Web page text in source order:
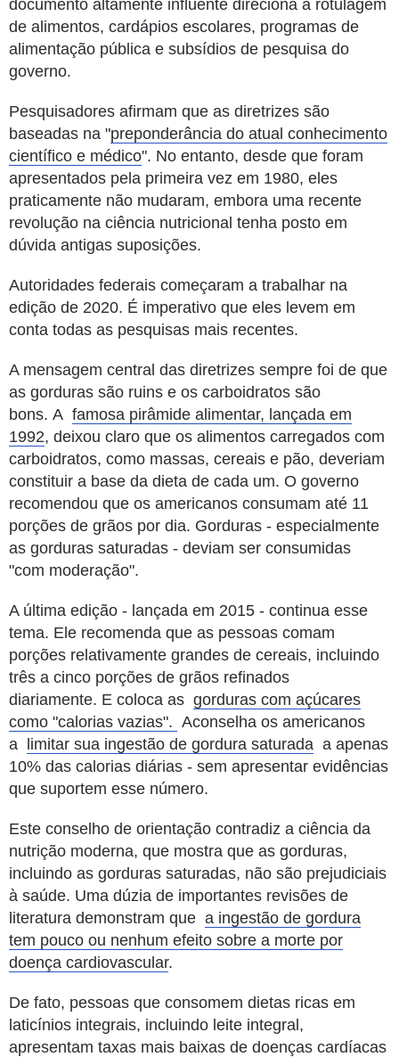
documento altamente influente direciona a rotulagem
de alimentos, cardápios escolares, programas de
alimentação pública e subsídios de pesquisa do
governo.
Pesquisadores afirmam que as diretrizes são
baseadas na "preponderância do atual conhecimento
científico e médico". No entanto, desde que foram
apresentados pela primeira vez em 1980, eles
praticamente não mudaram, embora uma recente
revolução na ciência nutricional tenha posto em
dúvida antigas suposições.
Autoridades federais começaram a trabalhar na
edição de 2020. É imperativo que eles levem em
conta todas as pesquisas mais recentes.
A mensagem central das diretrizes sempre foi de que
as gorduras são ruins e os carboidratos são
bons. A famosa pirâmide alimentar, lançada em
1992, deixou claro que os alimentos carregados com
carboidratos, como massas, cereais e pão, deveriam
constituir a base da dieta de cada um. O governo
recomendou que os americanos consumam até 11
porções de grãos por dia. Gorduras - especialmente
as gorduras saturadas - deviam ser consumidas
"com moderação".
A última edição - lançada em 2015 - continua esse
tema. Ele recomenda que as pessoas comam
porções relativamente grandes de cereais, incluindo
três a cinco porções de grãos refinados
diariamente. E coloca as gorduras com açúcares
como "calorias vazias". Aconselha os americanos
a limitar sua ingestão de gordura saturada a apenas
10% das calorias diárias - sem apresentar evidências
que suportem esse número.
Este conselho de orientação contradiz a ciência da
nutrição moderna, que mostra que as gorduras,
incluindo as gorduras saturadas, não são prejudiciais
à saúde. Uma dúzia de importantes revisões de
literatura demonstram que a ingestão de gordura
tem pouco ou nenhum efeito sobre a morte por
doença cardiovascular.
De fato, pessoas que consomem dietas ricas em
laticínios integrais, incluindo leite integral,
apresentam taxas mais baixas de doenças cardíacas